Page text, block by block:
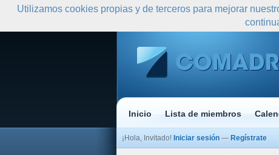
Inicio Lista de miembros
¡Hola, Invitado! Iniciar sesión — Regístrate
Utilizamos cookies propias y de terceros para mejorar